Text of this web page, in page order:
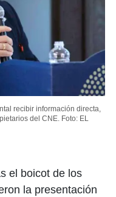
recibir información directa,
del CNE. Foto: EL
el boicot de los
la presentación